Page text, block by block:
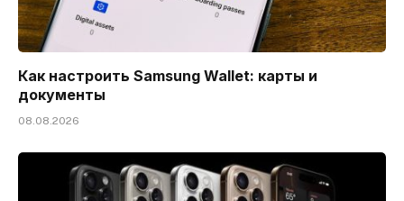
Как настроить Samsung Wallet: карты и
документы
08.08.2026